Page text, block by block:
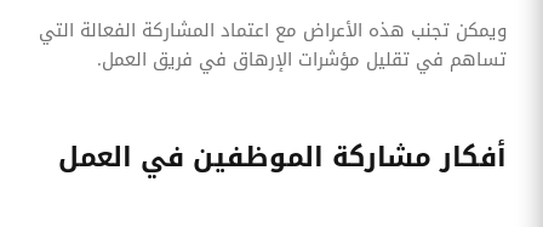
ويمكن تجنب هذه الأعراض مع اعتماد المشاركة الفعالة التي
تساهم في تقليل مؤشرات الإرهاق في فريق العمل.
أفكار مشاركة الموظفين في العمل